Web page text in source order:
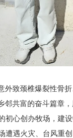
致颈椎爆裂性骨
共富的奋斗篇章
初心创办牧场，建
遭遇火灾、台风重